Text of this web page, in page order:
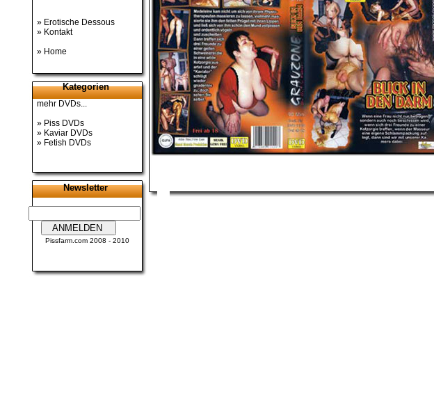
» Erotische Dessous
» Kontakt
» Home
Kategorien
mehr DVDs...
» Piss DVDs
» Kaviar DVDs
» Fetish DVDs
Newsletter
Pissfarm.com2008 - 2010